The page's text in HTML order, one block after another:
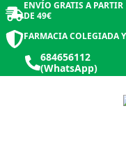
ENVÍO GRATIS A PARTIR
DE 49€
FARMACIA COLEGIADA
684656112
(WhatsApp)